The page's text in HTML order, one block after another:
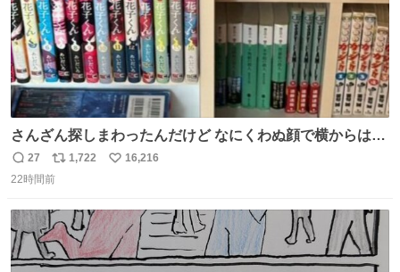
さんざん探しまわったんだけど なにくわぬ顔で横からはえ
てた
返
信
27
リ
ポ
ト
数
1,722
い
数
16,216
22時間前